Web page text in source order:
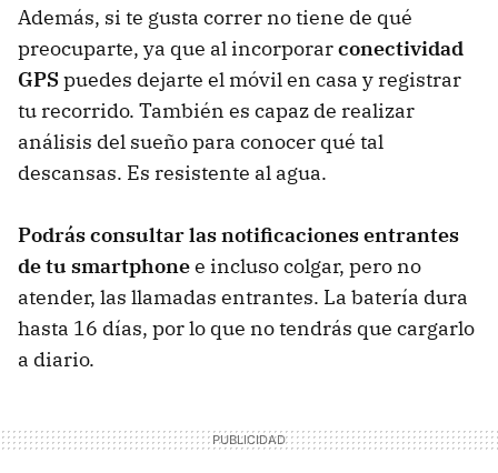
Además, si te gusta correr no tiene de qué
preocuparte, ya que al incorporarconectividad
GPS puedes dejarte el móvil en casa y registrar
tu recorrido. También es capaz de realizar
análisis del sueño para conocer qué tal
descansas. Es resistente al agua.
Podrás consultar las notificaciones entrantes
de tu smartphonee incluso colgar, pero no
atender, las llamadas entrantes. La batería dura
hasta 16 días, por lo que no tendrás que cargarlo
a diario.